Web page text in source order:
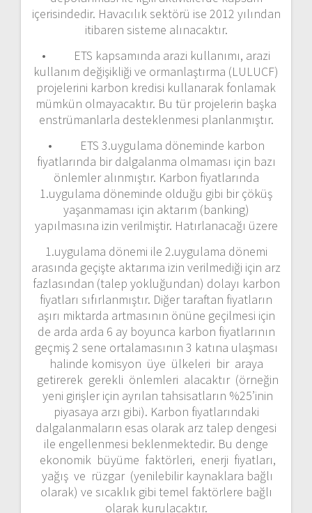
içerisindedir. Havacılık sektörü ise 2012 yılından
itibaren sisteme alınacaktır.
• ETS kapsamında arazi kullanımı, arazi
kullanım değişikliği ve ormanlaştırma (LULUCF)
projelerini karbon kredisi kullanarak fonlamak
mümkün olmayacaktır. Bu tür projelerin başka
enstrümanlarla desteklenmesi planlanmıştır.
• ETS 3.uygulama döneminde karbon
fiyatlarında bir dalgalanma olmaması için bazı
önlemler alınmıştır. Karbon fiyatlarında
1.uygulama döneminde olduğu gibi bir çöküş
yaşanmaması için aktarım (banking)
yapılmasına izin verilmiştir. Hatırlanacağı üzere
1.uygulama dönemi ile 2.uygulama dönemi
arasında geçişte aktarıma izin verilmediği için arz
fazlasından (talep yokluğundan) dolayı karbon
fiyatları sıfırlanmıştır. Diğer taraftan fiyatların
aşırı miktarda artmasının önüne geçilmesi için
de arda arda 6 ay boyunca karbon fiyatlarının
geçmiş 2 sene ortalamasının 3 katına ulaşması
halinde komisyon üye ülkeleri bir araya
getirerek gerekli önlemleri alacaktır (örneğin
yeni girişler için ayrılan tahsisatların %25’inin
piyasaya arzı gibi). Karbon fiyatlarındaki
dalgalanmaların esas olarak arz talep dengesi
ile engellenmesi beklenmektedir. Bu denge
ekonomik büyüme faktörleri, enerji fiyatları,
yağış ve rüzgar (yenilebilir kaynaklara bağlı
olarak) ve sıcaklık gibi temel faktörlere bağlı
olarak kurulacaktır.